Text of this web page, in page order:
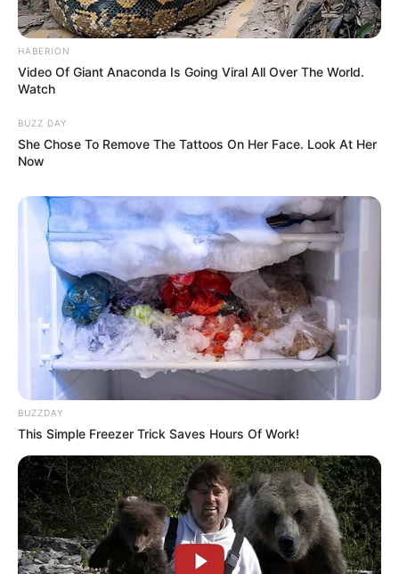
HABERION
Video Of Giant Anaconda Is Going Viral All Over The World.
Watch
BUZZ DAY
She Chose To Remove The Tattoos On Her Face. Look At Her
Now
BUZZDAY
This Simple Freezer Trick Saves Hours Of Work!